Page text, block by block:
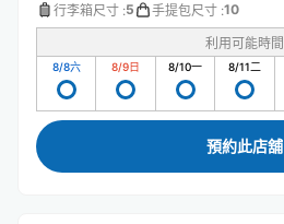
行李箱尺寸 :5 手提包尺寸 :10
利用可能時間
8/8六 8/9日 8/10一 8/11二
預約此店舖